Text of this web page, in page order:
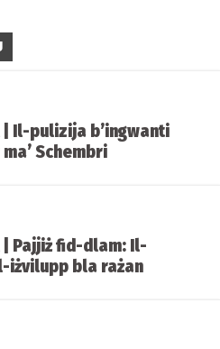
Il-pulizija b’ingwanti
Schembri
Pajjiż fid-dlam: Il-
iżvilupp bla rażan